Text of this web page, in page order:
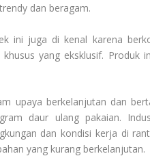
dan beragam.
ini juga di kenal karena
khusus yang eksklusif.
upaya berkelanjutan dan
daur ulang pakaian.
dan kondisi kerja di
yang kurang berkelanjutan.